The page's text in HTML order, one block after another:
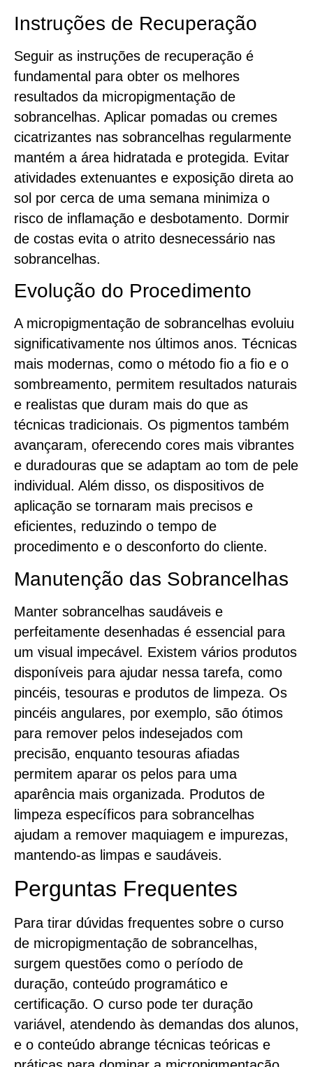
Instruções de Recuperação
Seguir as instruções de recuperação é
fundamental para obter os melhores
resultados da micropigmentação de
sobrancelhas. Aplicar pomadas ou cremes
cicatrizantes nas sobrancelhas regularmente
mantém a área hidratada e protegida. Evitar
atividades extenuantes e exposição direta ao
sol por cerca de uma semana minimiza o
risco de inflamação e desbotamento. Dormir
de costas evita o atrito desnecessário nas
sobrancelhas.
Evolução do Procedimento
A micropigmentação de sobrancelhas evoluiu
significativamente nos últimos anos. Técnicas
mais modernas, como o método fio a fio e o
sombreamento, permitem resultados naturais
e realistas que duram mais do que as
técnicas tradicionais. Os pigmentos também
avançaram, oferecendo cores mais vibrantes
e duradouras que se adaptam ao tom de pele
individual. Além disso, os dispositivos de
aplicação se tornaram mais precisos e
eficientes, reduzindo o tempo de
procedimento e o desconforto do cliente.
Manutenção das Sobrancelhas
Manter sobrancelhas saudáveis e
perfeitamente desenhadas é essencial para
um visual impecável. Existem vários produtos
disponíveis para ajudar nessa tarefa, como
pincéis, tesouras e produtos de limpeza. Os
pincéis angulares, por exemplo, são ótimos
para remover pelos indesejados com
precisão, enquanto tesouras afiadas
permitem aparar os pelos para uma
aparência mais organizada. Produtos de
limpeza específicos para sobrancelhas
ajudam a remover maquiagem e impurezas,
mantendo-as limpas e saudáveis.
Perguntas Frequentes
Para tirar dúvidas frequentes sobre o curso
de micropigmentação de sobrancelhas,
surgem questões como o período de
duração, conteúdo programático e
certificação. O curso pode ter duração
variável, atendendo às demandas dos alunos,
e o conteúdo abrange técnicas teóricas e